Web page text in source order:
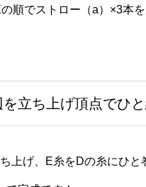
でストロー（a）×3本を
を立ち上げ頂点でひ
上げ、E糸をDの糸にひ